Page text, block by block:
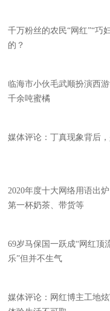
千万粉丝的农民“网红”“巧
的？
临海市小伙毛武顺扮演西
千余吨蜜橘
媒体评论：丁真现象背后
2020年度十大网络用语出
第一杯奶茶、带货等
69岁马保国一跃成“网红顶
乐”但并不生气
媒体评论：网红博主工地